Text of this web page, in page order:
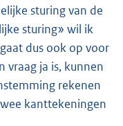
sturing van de
sturing» wil ik
dus ook op voor
vraag ja is, kunnen
rekenen
kanttekeningen